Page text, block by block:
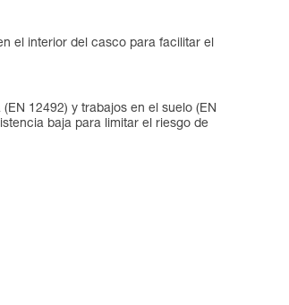
el interior del casco para facilitar el
12492) y trabajos en el suelo (EN
baja para limitar el riesgo de